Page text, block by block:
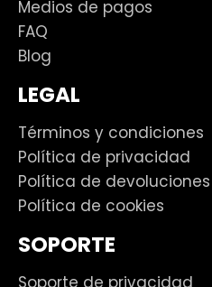
Medios de pagos
FAQ
Blog
LEGAL
Términos y condiciones
Política de privacidad
Política de devoluciones
Política de cookies
SOPORTE
Soporte de privacidad